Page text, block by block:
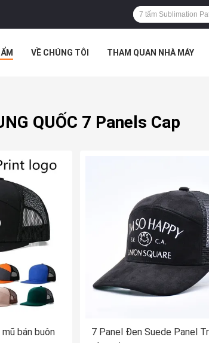
VỀ CHÚNG TÔI THAM QUAN NHÀ MÁY
QUỐC 7 Panels Cap
bán buôn
7 Panel Đen Suede Panel